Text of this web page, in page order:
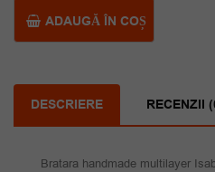
ADAUGĂ ÎN COȘ
DESCRIERE RECENZII
Bratara handmade multilayer